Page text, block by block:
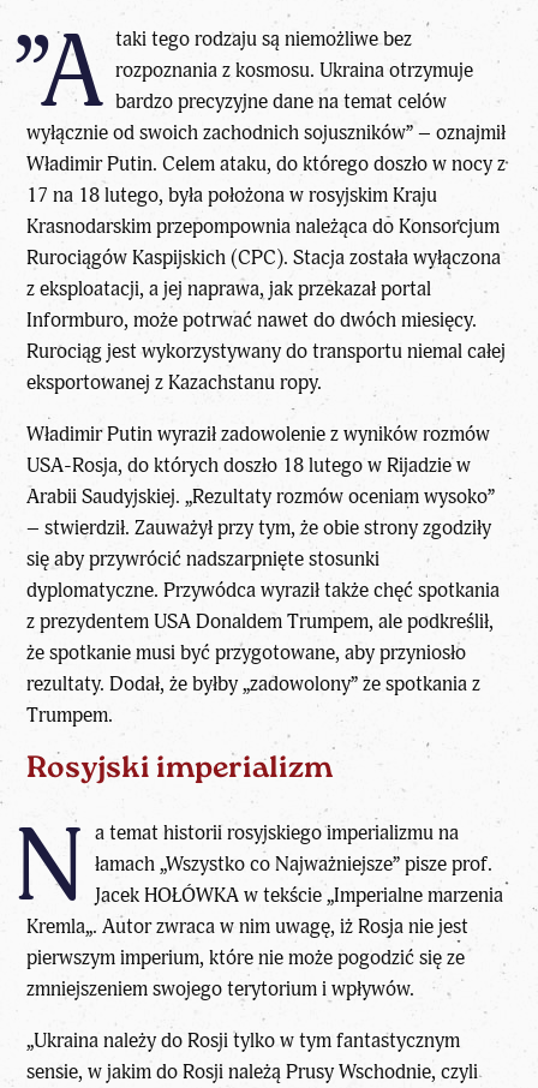
”A taki tego rodzaju są niemożliwe bez
rozpoznania z kosmosu. Ukraina otrzymuje
bardzo precyzyjne dane na temat celów
wyłącznie od swoich zachodnich sojuszników” – oznajmił
Władimir Putin. Celem ataku, do którego doszło w nocy z
17 na 18 lutego, była położona w rosyjskim Kraju
Krasnodarskim przepompownia należąca do Konsorcjum
Rurociągów Kaspijskich (CPC). Stacja została wyłączona
z eksploatacji, a jej naprawa, jak przekazał portal
Informburo, może potrwać nawet do dwóch miesięcy.
Rurociąg jest wykorzystywany do transportu niemal całej
eksportowanej z Kazachstanu ropy.
Władimir Putin wyraził zadowolenie z wyników rozmów
USA-Rosja, do których doszło 18 lutego w Rijadzie w
Arabii Saudyjskiej. „Rezultaty rozmów oceniam wysoko”
– stwierdził. Zauważył przy tym, że obie strony zgodziły
się aby przywrócić nadszarpnięte stosunki
dyplomatyczne. Przywódca wyraził także chęć spotkania
z prezydentem USA Donaldem Trumpem, ale podkreślił,
że spotkanie musi być przygotowane, aby przyniosło
rezultaty. Dodał, że byłby „zadowolony” ze spotkania z
Trumpem.
Rosyjski imperializm
N a temat historii rosyjskiego imperializmu na
łamach „Wszystko co Najważniejsze” piszeprof.
Jacek HOŁÓWKAw tekście „Imperialne marzenia
Kremla„. Autor zwraca w nim uwagę, iż Rosja nie jest
pierwszym imperium, które nie może pogodzić się ze
zmniejszeniem swojego terytorium i wpływów.
„Ukraina należy do Rosji tylko w tym fantastycznym
sensie, w jakim do Rosji należą Prusy Wschodnie, czyli